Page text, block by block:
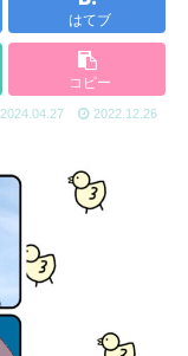
はてブ
コピー
2024.04.27 2022.12.26